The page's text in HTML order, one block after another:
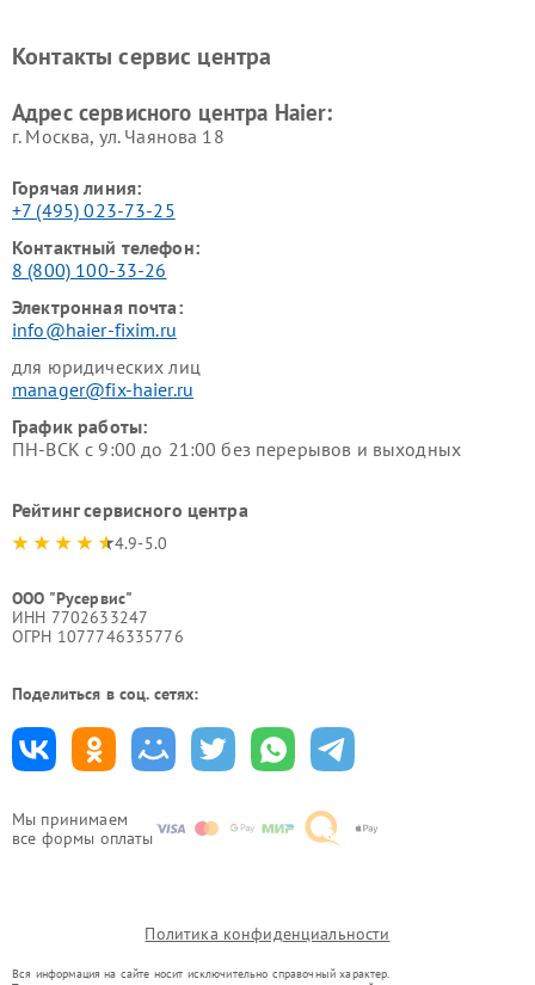
Мы принимаем
все формы оплаты
Ремонт роботов-пылесосов
Ремонт посудомоечных
Контакты сервис центра
Адрес сервисного центра Haier:
г. Москва, ул. Чаянова 18
Горячая линия:
+7 (495) 023-73-25
Контактный телефон:
8 (800) 100-33-26
Электронная почта:
info@haier-fixim.ru
для юридических лиц
manager@fix-haier.ru
График работы:
ПН-ВСК с 9:00 до 21:00 без перерывов и выходных
Рейтинг сервисного центра
4.9-5.0
ООО "Русервис"
ИНН 7702633247
ОГРН 1077746335776
Поделиться в соц. сетях:
Политика конфиденциальности
Вся информация на сайте носит исключительно справочный характер.